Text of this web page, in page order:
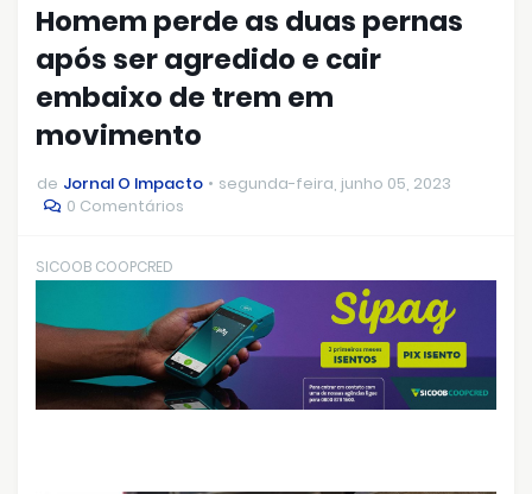
Homem perde as duas pernas
após ser agredido e cair
embaixo de trem em
movimento
de Jornal O Impacto
segunda-feira, junho 05, 2023
0 Comentários
SICOOB COOPCRED